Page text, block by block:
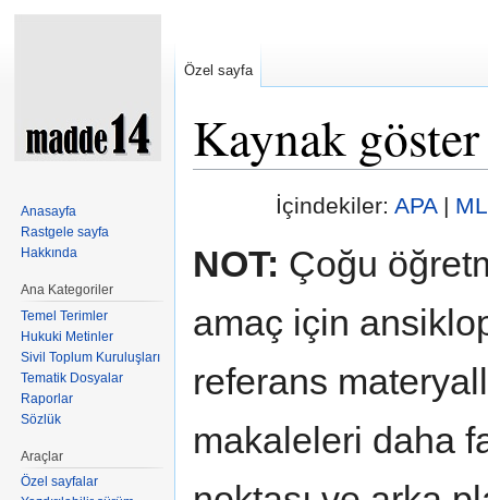
Kaynak göster
İçindekiler:APA|
NOT: Çoğu
amaç için
referans
makaleleri daha
Özel sayfa
Anasayfa
Rastgele sayfa
Hakkında
Ana Kategoriler
Temel Terimler
Hukuki Metinler
Sivil Toplum Kuruluşları
Tematik Dosyalar
Raporlar
Sözlük
Araçlar
Özel sayfalar